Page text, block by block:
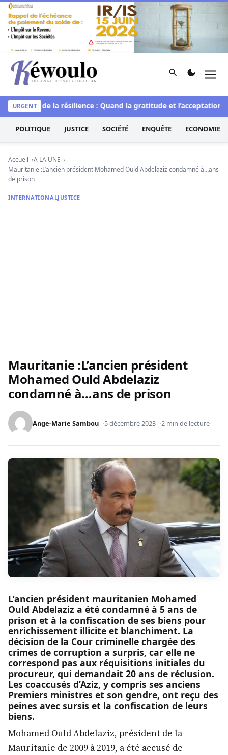
Aller au contenu
Kéwoulo, le premier site d'information et d'investigation
Rechercher
URGENT
L’art de la résilience : Quand la gratitude et l’acceptation
POLITIQUE JUSTICE SOCIÉTÉ ENQUÊTE ECONOMIE
Accueil
A LA UNE
Mauritanie :L’ancien président Mohamed Ould Abdelaziz condamné à…ans
de prison
INTERNATIONALJUSTICE
Mauritanie :L’ancien président
Mohamed Ould Abdelaziz
condamné à…ans de prison
Ange-Marie Sambou 5 décembre 2023 2 min de lecture
L’ancien président mauritanien Mohamed
Ould Abdelaziz a été condamné à 5 ans de
prison et à la confiscation de ses biens pour
enrichissement illicite et blanchiment. La
décision de la Cour criminelle chargée des
crimes de corruption a surpris, car elle ne
correspond pas aux réquisitions initiales du
procureur, qui demandait 20 ans de réclusion.
Les coaccusés d’Aziz, y compris ses anciens
Premiers ministres et son gendre, ont reçu des
peines avec sursis et la confiscation de leurs
biens.
Mohamed Ould Abdelaziz, président de la
Mauritanie de 2009 à 2019, a été accusé de